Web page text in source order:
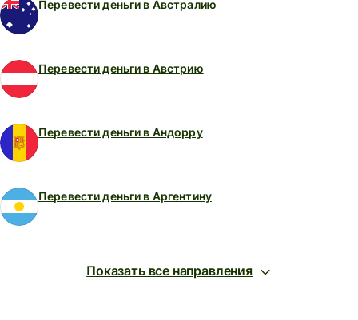
Перевести деньги в Австралию
Перевести деньги в Австрию
Перевести деньги в Андорру
Перевести деньги в Аргентину
Показать все направления